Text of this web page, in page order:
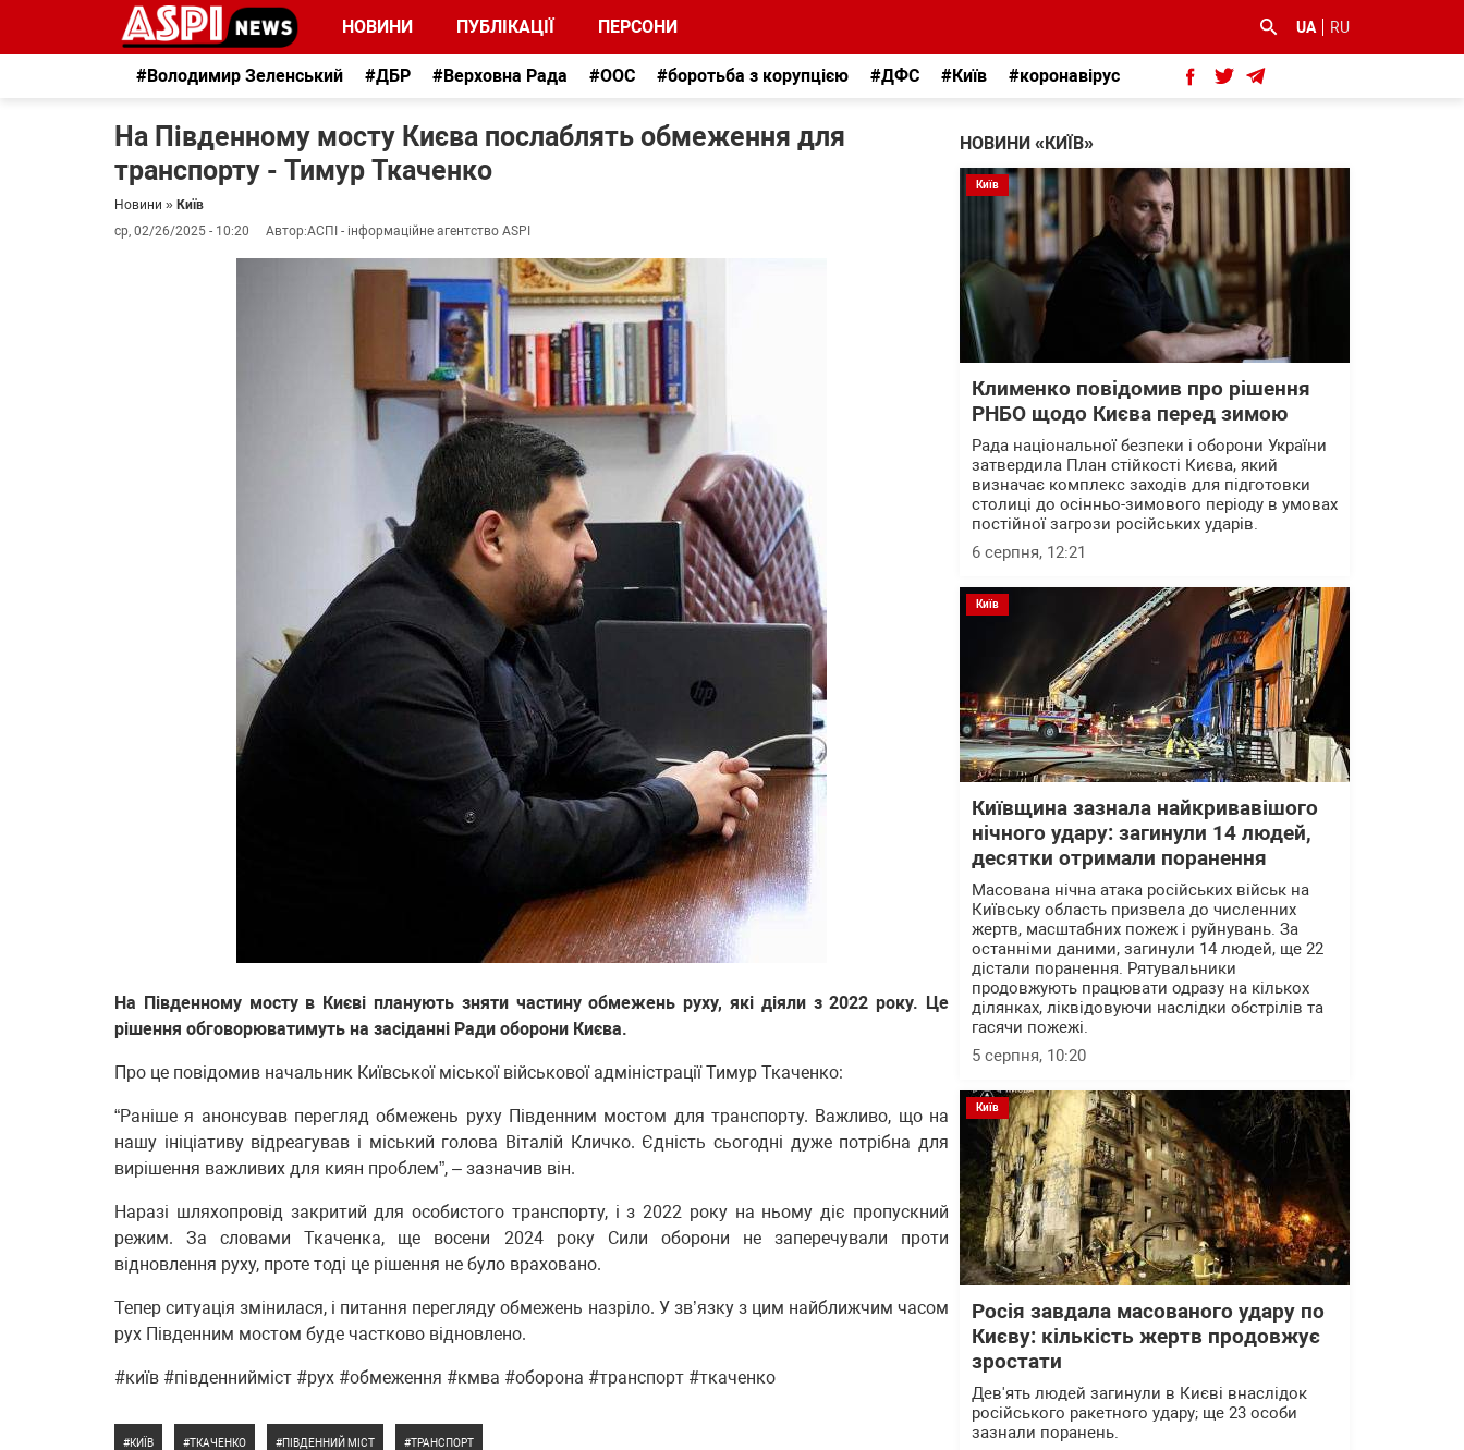
НОВИНИ ПУБЛІКАЦІЇ ПЕРСОНИ UA RU
#Володимир Зеленський #ДБР #Верховна Рада #ООС #боротьба з корупцією #ДФС #Київ #коронавірус
На Південному мосту Києва послаблять обмеження для
транспорту - Тимур Ткаченко
Новини » Київ
ср, 02/26/2025 - 10:20
Автор:АСПІ - інформаційне агентство ASPI
На Південному мосту в Києві планують зняти частину обмежень руху, які діяли з 2022 року. Це
рішення обговорюватимуть на засіданні Ради оборони Києва.
Про це повідомив начальник Київської міської військової адміністрації Тимур Ткаченко:
“Раніше я анонсував перегляд обмежень руху Південним мостом для транспорту. Важливо, що на
нашу ініціативу відреагував і міський голова Віталій Кличко. Єдність сьогодні дуже потрібна для
вирішення важливих для киян проблем”, – зазначив він.
Наразі шляхопровід закритий для особистого транспорту, і з 2022 року на ньому діє пропускний
режим. За словами Ткаченка, ще восени 2024 року Сили оборони не заперечували проти
відновлення руху, проте тоді це рішення не було враховано.
Тепер ситуація змінилася, і питання перегляду обмежень назріло. У зв’язку з цим найближчим часом
рух Південним мостом буде частково відновлено.
#київ #південнийміст #рух #обмеження #кмва #оборона #транспорт #ткаченко
КИЇВ ТКАЧЕНКО ПІВДЕННИЙ МІСТ ТРАНСПОРТ
НОВИНИ «КИЇВ»
Київ
Клименко повідомив про рішення
РНБО щодо Києва перед зимою
Рада національної безпеки і оборони України
затвердила План стійкості Києва, який
визначає комплекс заходів для підготовки
столиці до осінньо-зимового періоду в умовах
постійної загрози російських ударів.
6 серпня, 12:21
Київ
Київщина зазнала найкривавішого
нічного удару: загинули 14 людей,
десятки отримали поранення
Масована нічна атака російських військ на
Київську область призвела до численних
жертв, масштабних пожеж і руйнувань. За
останніми даними, загинули 14 людей, ще 22
дістали поранення. Рятувальники
продовжують працювати одразу на кількох
ділянках, ліквідовуючи наслідки обстрілів та
гасячи пожежі.
5 серпня, 10:20
Київ
Росія завдала масованого удару по
Києву: кількість жертв продовжує
зростати
Дев'ять людей загинули в Києві внаслідок
російського ракетного удару; ще 23 особи
зазнали поранень.